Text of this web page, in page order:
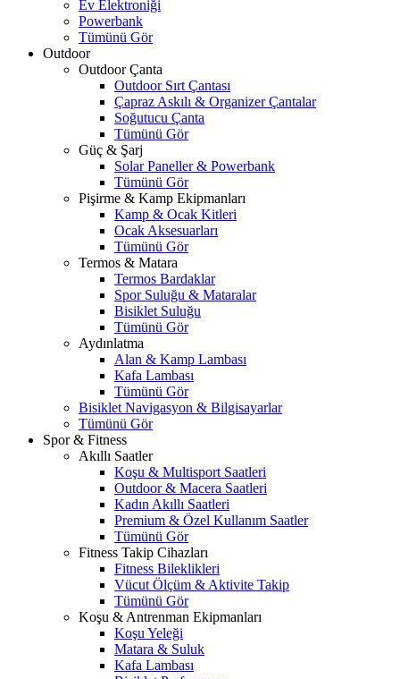
Ev Elektroniği
Powerbank
Tümünü Gör
Outdoor
Outdoor Çanta
Outdoor Sırt Çantası
Çapraz Askılı & Organizer Çantalar
Soğutucu Çanta
Tümünü Gör
Güç & Şarj
Solar Paneller & Powerbank
Tümünü Gör
Pişirme & Kamp Ekipmanları
Kamp & Ocak Kitleri
Ocak Aksesuarları
Tümünü Gör
Termos & Matara
Termos Bardaklar
Spor Suluğu & Mataralar
Bisiklet Suluğu
Tümünü Gör
Aydınlatma
Alan & Kamp Lambası
Kafa Lambası
Tümünü Gör
Bisiklet Navigasyon & Bilgisayarlar
Tümünü Gör
Spor & Fitness
Akıllı Saatler
Koşu & Multisport Saatleri
Outdoor & Macera Saatleri
Kadın Akıllı Saatleri
Premium & Özel Kullanım Saatler
Tümünü Gör
Fitness Takip Cihazları
Fitness Bileklikleri
Vücut Ölçüm & Aktivite Takip
Tümünü Gör
Koşu & Antrenman Ekipmanları
Koşu Yeleği
Matara & Suluk
Kafa Lambası